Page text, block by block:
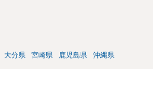
大分県 宮崎県 鹿児島県 沖縄県